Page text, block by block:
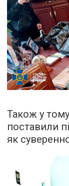
Також у
поставили
як